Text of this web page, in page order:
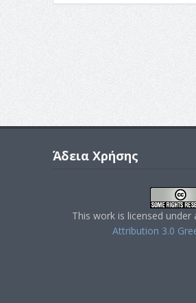
Άδεια Χρήσης
This work is licensed under
Attribution 3.0